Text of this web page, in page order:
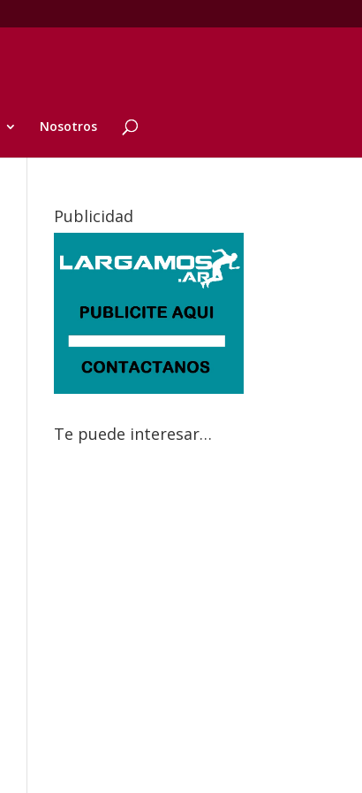
Nosotros
Publicidad
Te puede interesar…